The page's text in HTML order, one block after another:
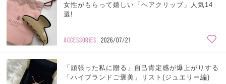
女性がもらって嬉しい「ヘアクリップ」人気14
選!
ACCESSORIES 2026/07/21
「頑張った私に贈る」自己肯定感が爆上がりする
「ハイブランドご褒美」リスト(ジュエリー編)